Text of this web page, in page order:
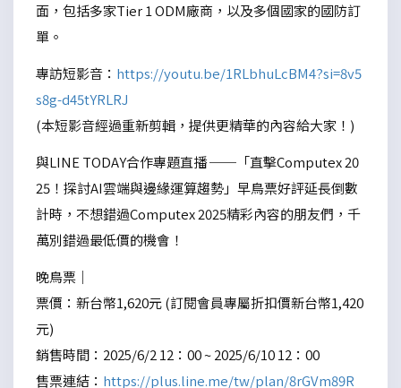
面，包括多家Tier 1 ODM廠商，以及多個國家的國防訂
單。
專訪短影音： https://youtu.be/1RLbhuLcBM4?si=8v5
s8g-d45tYRLRJ
(本短影音經過重新剪輯，提供更精華的內容給大家！)
與LINE TODAY合作專題直播 ──「直擊Computex 20
25！探討AI雲端與邊緣運算趨勢」早鳥票好評延長倒數
計時，不想錯過Computex 2025精彩內容的朋友們，千
萬別錯過最低價的機會！
晚鳥票｜
票價：新台幣1,620元 (訂閱會員專屬折扣價新台幣1,420
元)
銷售時間：2025/6/2 12：00 ~ 2025/6/10 12：00
售票連結： https://plus.line.me/tw/plan/8rGVm89R